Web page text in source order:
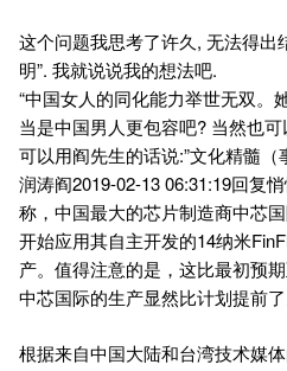
这个问题我思考了许久, 无法得出
明”. 我就说说我的想法吧.
“中国女人的同化能力举世无双。
当是中国男人更包容吧? 当然也
可以用阎先生的话说:”文化精髓（
润涛阎2019-02-13 06:31:19回复
称，中国最大的芯片制造商中芯
开始应用其自主开发的14纳米
产。值得注意的是，这比最初预
中芯国际的生产显然比计划提前了
根据来自中国大陆和台湾技术媒